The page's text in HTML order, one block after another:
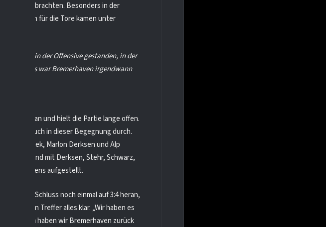
brachten. Besonders in der
Vorlagen für die Tore kamen unter
Rens.
haben gut in der Offensive gestanden, in der
Allerdings war Bremerhaven irgendwann
Kader an und hielt die Partie lange offen.
sich auch in dieser Begegnung durch.
Latusek, Marlon Derksen und Alp
und mit Derksen, Stehr, Schwarz,
bestens aufgestellt.
vor Schluss noch einmal auf 3:4 heran,
zweiten Treffer alles klar. „Wir haben es
haben wir Bremerhaven zurück